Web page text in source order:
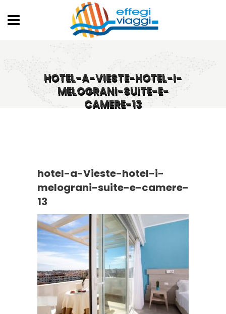
HOTEL-A-VIESTE-HOTEL-I-
MELOGRANI-SUITE-E-
CAMERE-13
hotel-a-Vieste-hotel-i-
melograni-suite-e-camere-
13